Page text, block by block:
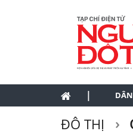
|
ĐÔ THỊ